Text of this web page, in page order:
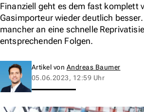
Finanziell geht es dem fast komplett
Gasimporteur wieder deutlich
mancher an eine schnelle
entsprechenden Folgen.
Artikel von Andreas Baumer
05.06.2023, 12:59 Uhr